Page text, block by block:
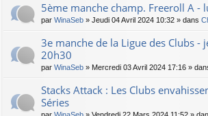
5ème manche champ. Freeroll A -
par WinaSeb » Jeudi 04 Avril 2024 10:32 » dans
3e manche de la Ligue des Clubs -
20h30
par WinaSeb » Mercredi 03 Avril 2024 17:16 »
Stacks Attack : Les Clubs
Séries